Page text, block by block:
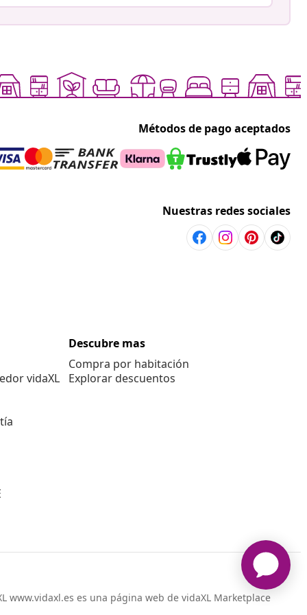
Métodos de pago aceptados
Nuestras redes sociales
vidaXL
Descubre mas
Compra por habitación
Explorar descuentos
www.vidaxl.es es una página web de vidaXL Marketplace